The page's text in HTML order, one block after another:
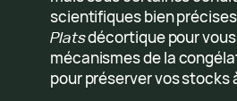
scientifiques bien
Platsdécortique pour
mécanismes de la
pour préserver vos stocks